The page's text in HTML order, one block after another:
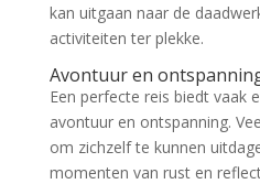
kan uitgaan naar de
activiteiten ter plekke.
Avontuur en
Een perfecte reis biedt vaak
avontuur en ontspanning.
om zichzelf te kunnen
momenten van rust en